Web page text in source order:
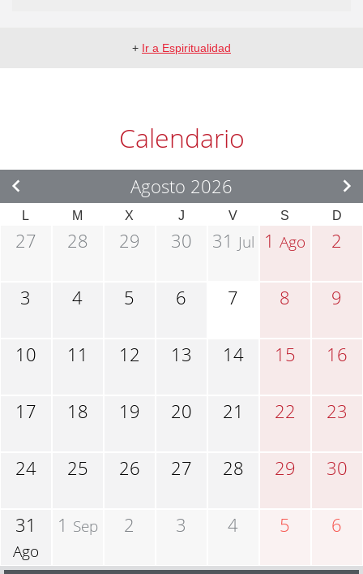
+ Ir a Espiritualidad
Calendario
Agosto 2026
L M X J V S D
27 28 29 30 31 Jul 1Ago 2
3 4 5 6 7 8 9
10 11 12 13 14 15 16
17 18 19 20 21 22 23
24 25 26 27 28 29 30
31
Ago
1 Sep 2 3 4 5 6